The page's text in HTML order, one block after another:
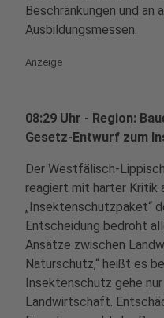
Beschränkungen und an
Ausbildungsmessen.
Anzeige
08:29 Uhr - Region:
Gesetz-Entwurf zum
Der Westfälisch-
reagiert mit harter Kritik
„Insektenschutzpaket“
Entscheidung bedroht
Ansätze zwischen
Naturschutz,“ heißt es
Insektenschutz gehe
Landwirtschaft.